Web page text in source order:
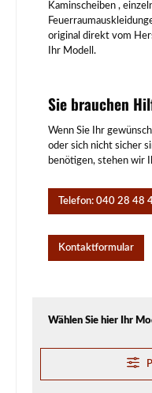
Kaminscheiben ,
original direkt vom
Ihr Modell.
Sie brauchen
Wenn Sie Ihr
oder sich nicht sicher
benötigen, stehen wir
Telefon: 040 28 48
Kontaktformular
Wählen Sie hier Ihr